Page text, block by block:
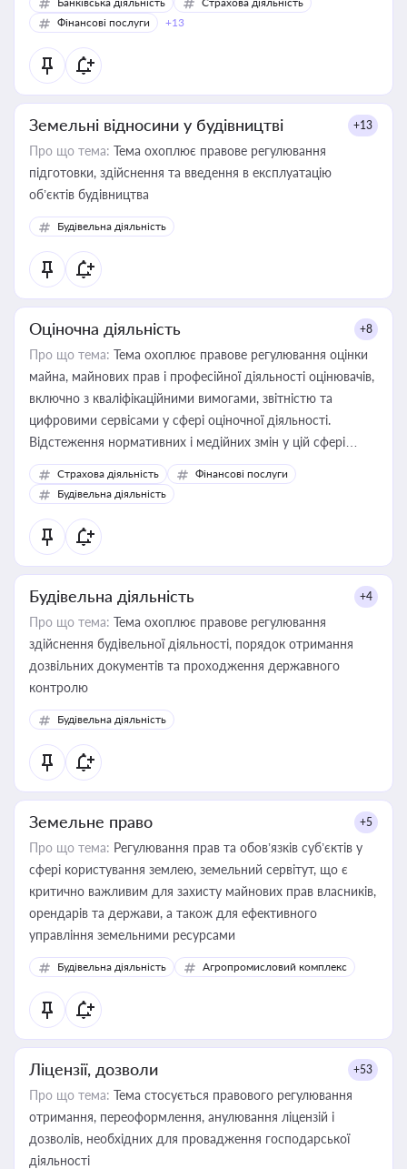
Фінансові послуги
+13
Земельні відносини у будівництві +13
Про що тема: Тема охоплює правове регулювання
підготовки, здійснення та введення в експлуатацію
об’єктів будівництва
Будівельна діяльність
Оціночна діяльність +8
Про що тема: Тема охоплює правове регулювання оцінки
майна, майнових прав і професійної діяльності оцінювачів,
включно з кваліфікаційними вимогами, звітністю та
цифровими сервісами у сфері оціночної діяльності.
Відстеження нормативних і медійних змін у цій сфері
корисне для власника бізнесу, керівника, юриста або
бухгалтера під час оподаткування, приватизації, оренди
державного майна, корпоративних угод і перевірки
статусу суб'єктів оціночної діяльності
Страхова діяльність
Фінансові послуги
Будівельна діяльність
Будівельна діяльність +4
Про що тема: Тема охоплює правове регулювання
здійснення будівельної діяльності, порядок отримання
дозвільних документів та проходження державного
контролю
Будівельна діяльність
Земельне право +5
Про що тема: Регулювання прав та обов’язків суб’єктів у
сфері користування землею, земельний сервітут, що є
критично важливим для захисту майнових прав власників,
орендарів та держави, а також для ефективного
управління земельними ресурсами
Будівельна діяльність Агропромисловий комплекс
Ліцензії, дозволи +53
Про що тема: Тема стосується правового регулювання
отримання, переоформлення, анулювання ліцензій і
дозволів, необхідних для провадження господарської
діяльності